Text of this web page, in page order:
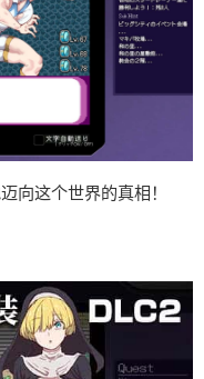
向这个世界的真相！